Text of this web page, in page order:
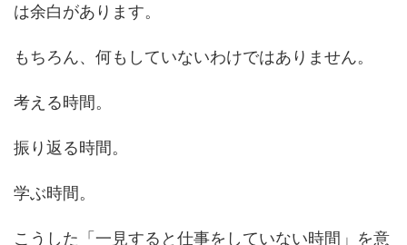
は余白があります。
もちろん、何もしていないわけではありません。
考える時間。
振り返る時間。
学ぶ時間。
こうした「一見すると仕事をしていない時間」を意